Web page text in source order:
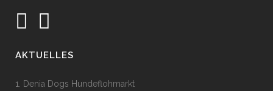
AKTUELLES
1. Denia Dogs Hundeflohmarkt